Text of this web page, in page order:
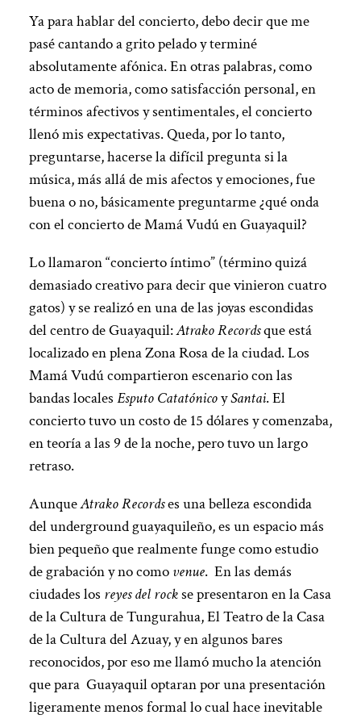
Ya para hablar del concierto, debo decir que me
pasé cantando a grito pelado y terminé
absolutamente afónica. En otras palabras, como
acto de memoria, como satisfacción personal, en
términos afectivos y sentimentales, el concierto
llenó mis expectativas. Queda, por lo tanto,
preguntarse, hacerse la difícil pregunta si la
música, más allá de mis afectos y emociones, fue
buena o no, básicamente preguntarme ¿qué onda
con el concierto de Mamá Vudú en Guayaquil?
Lo llamaron “concierto íntimo” (término quizá
demasiado creativo para decir que vinieron cuatro
gatos) y se realizó en una de las joyas escondidas
del centro de Guayaquil:Atrako Recordsque está
localizado en plena Zona Rosa de la ciudad. Los
Mamá Vudú compartieron escenario con las
bandas locales Esputo CatatónicoySantai. El
concierto tuvo un costo de 15 dólares y comenzaba,
en teoría a las 9 de la noche, pero tuvo un largo
retraso.
AunqueAtrako Recordses una belleza escondida
del underground guayaquileño, es un espacio más
bien pequeño que realmente funge como estudio
de grabación y no como venue. En las demás
ciudades los reyes del rockse presentaron en la Casa
de la Cultura de Tungurahua, El Teatro de la Casa
de la Cultura del Azuay, y en algunos bares
reconocidos, por eso me llamó mucho la atención
que para Guayaquil optaran por una presentación
ligeramente menos formal lo cual hace inevitable